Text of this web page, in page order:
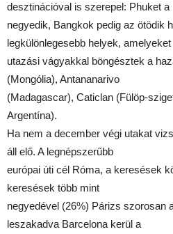
desztinációval is szerepel: Phuket a
negyedik, Bangkok pedig az ötödik
legkülönlegesebb helyek, amelyeket
utazási vágyakkal böngésztek a
(Mongólia), Antananarivo
(Madagascar), Caticlan (Fülöp-
Argentína).
Ha nem a december végi utakat
áll elő. A legnépszerűbb
európai úti cél Róma, a keresések
keresések több mint
negyedével (26%) Párizs szorosan
leszakadva Barcelona kerül a